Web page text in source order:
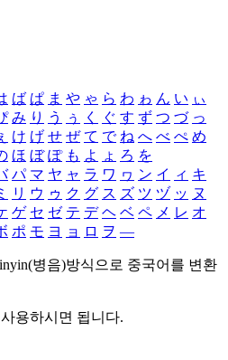
ば ぱ ま や ゃ ら わ ゎ ん い ぃ
み り う ぅ く ぐ す ず つ づ っ
け げ せ ぜ て で ね へ べ ぺ め
ほ ぼ ぽ も よ ょ ろ を
パ マ ヤ ャ ラ ワ ヮ ン イ ィ キ
リ ウ ゥ ク グ ス ズ ツ ヅ ッ ヌ
ゲ セ ゼ テ デ ヘ ベ ペ メ レ オ
ポ モ ヨ ョ ロ ヲ ―
병음)방식으로 중국어를 변환
용하시면 됩니다.